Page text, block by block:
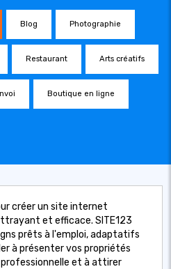
Blog Photographie
Restaurant Arts créatifs
Boutique en ligne
créer un site internet
et efficace. SITE123
prêts à l'emploi, adaptatifs
à présenter vos propriétés
et à attirer